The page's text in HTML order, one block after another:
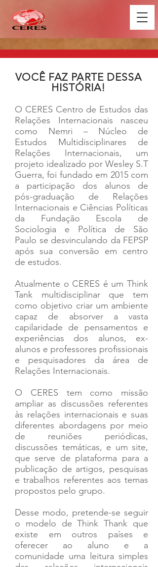
VOCÊ FAZ PARTE DESSA
HISTÓRIA!
O CERES Centro de Estudos das
Relações Internacionais nasceu
como Nemri – Núcleo de
Estudos Multidisciplinares de
Relações Internacionais, um
projeto idealizado por Wesley S.T
Guerra, foi fundado em 2015 com
a participação dos alunos de
pós-graduação de Relações
Internacionais e Ciências Políticas
da Fundação Escola de
Sociologia e Política de São
Paulo se desvinculando da FEPSP
após sua conversão em centro
de estudos.
Atualmente o CERES é um Think
Tank multidisciplinar que tem
como objetivo criar um ambiente
capaz de absorver a vasta
capilaridade de pensamentos e
experiências dos alunos, ex-
alunos e professores profissionais
e pesquisadores da área de
Relações Internacionais.
O CERES tem como missão
ampliar as discussões referentes
às relações internacionais e suas
diferentes abordagens por meio
de reuniões periódicas,
discussões temáticas, e um site,
que serve de plataforma para a
publicação de artigos, pesquisas
e trabalhos referentes aos temas
propostos pelo grupo.
Desse modo, pretende-se seguir
o modelo de Think Thank que
existe em outros países e
oferecer ao aluno e a
comunidade uma leitura simples